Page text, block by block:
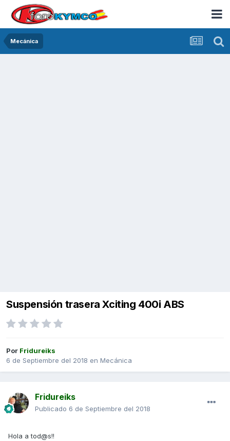
Mecánica
Suspensión trasera Xciting 400i ABS
Por Fridureiks
6 de Septiembre del 2018 en Mecánica
Fridureiks
Publicado 6 de Septiembre del 2018
Hola a tod@s!!